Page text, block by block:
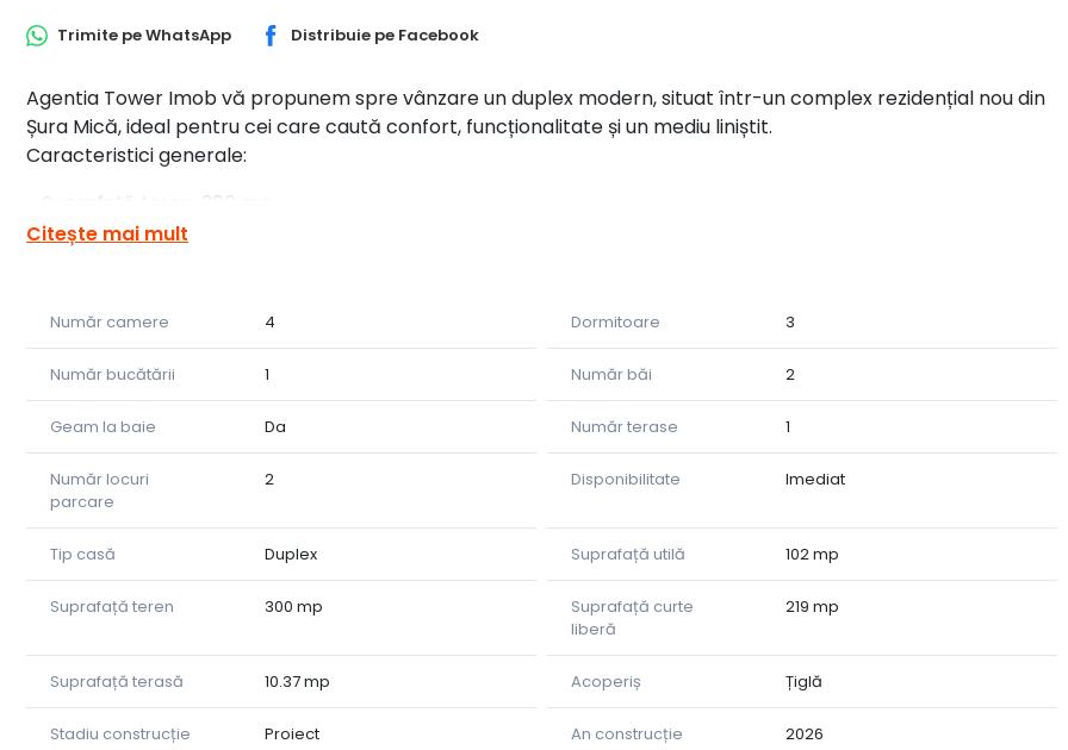
Trimite peWhatsApp Distribuie pe Facebook
Agentia Tower Imob vă propunem spre vânzare un duplex modern, situat într-un complex rezidențial nou din
Șura Mică, ideal pentru cei care caută confort, funcționalitate și un mediu liniștit.
Caracteristici generale:
- Suprafață teren: 300 mp
- Suprafață utilă: 102 mp
Compartimentare:
Parter:
- Bucătărie închisă
- Baie
- Hol
- Terasă acoperită de 10 mp, cu acces din living
- Spațiu de depozitare
Etaj:
- Baie
- Hol
Dotări și finisaje:
Citește mai mult
Număr camere 4 Dormitoare 3
Număr bucătării 1 Număr băi 2
Geam la baie Da Număr terase 1
Număr locuri
parcare
2 Disponibilitate Imediat
Tip casă Duplex Suprafață utilă 102 mp
Suprafață teren 300 mp
Suprafață curte
liberă
219 mp
Suprafață terasă 10.37 mp Acoperiș Țiglă
Stadiu construcție Proiect An construcție 2026